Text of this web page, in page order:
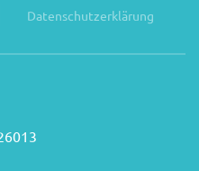
Datenschutzerklärung